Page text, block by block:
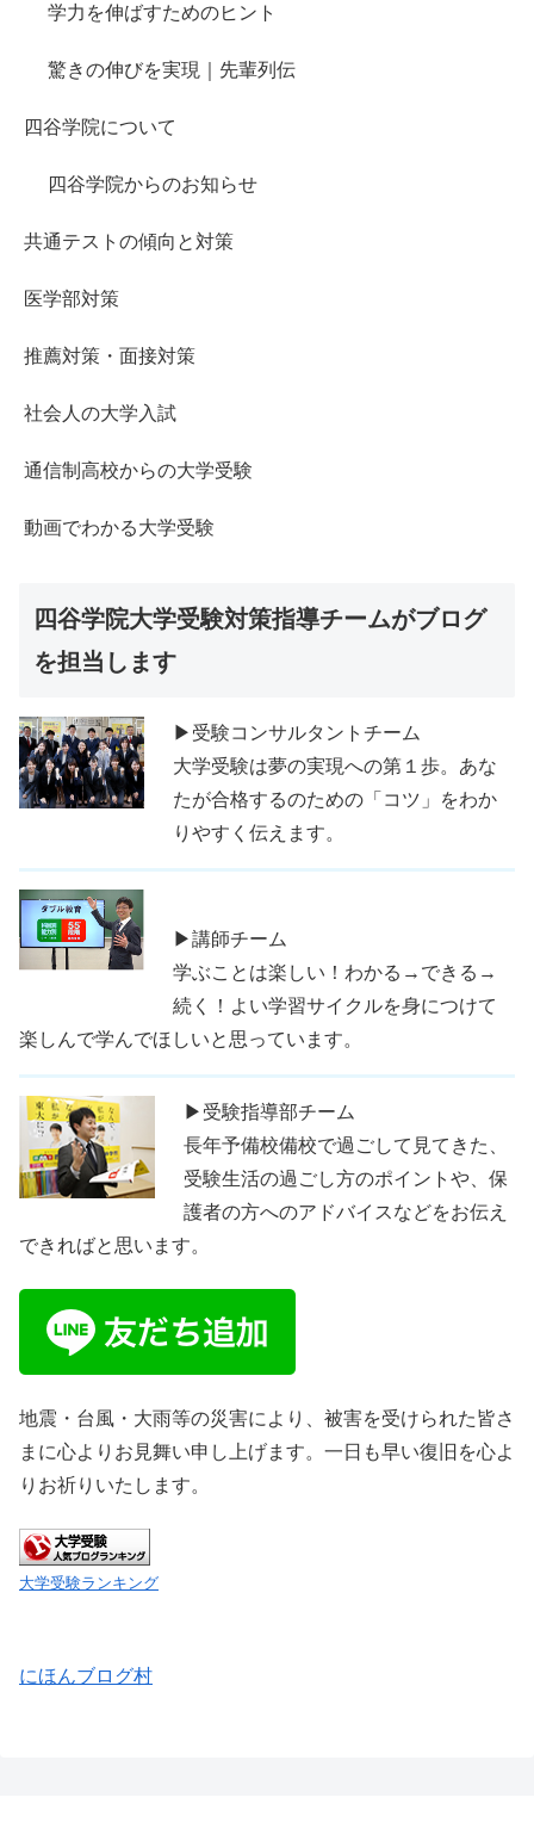
学力を伸ばすためのヒント
驚きの伸びを実現｜先輩列伝
四谷学院について
四谷学院からのお知らせ
共通テストの傾向と対策
医学部対策
推薦対策・面接対策
社会人の大学入試
通信制高校からの大学受験
動画でわかる大学受験
四谷学院大学受験対策指導チームがブログ
を担当します
▶受験コンサルタントチーム
大学受験は夢の実現への第１歩。あな
たが合格するのための「コツ」をわか
りやすく伝えます。
▶講師チーム
学ぶことは楽しい！わかる→できる→
続く！よい学習サイクルを身につけて
楽しんで学んでほしいと思っています。
▶受験指導部チーム
長年予備校備校で過ごして見てきた、
受験生活の過ごし方のポイントや、保
護者の方へのアドバイスなどをお伝え
できればと思います。
地震・台風・大雨等の災害により、被害を受けられた皆さ
まに心よりお見舞い申し上げます。一日も早い復旧を心よ
りお祈りいたします。
大学受験ランキング
にほんブログ村